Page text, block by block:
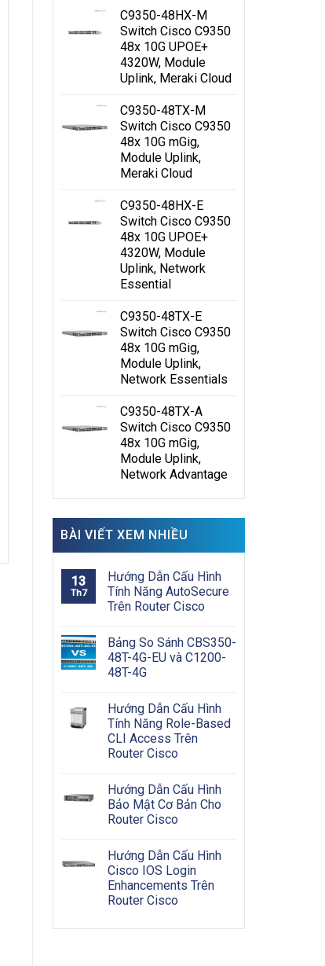
C9350-48HX-M
Switch Cisco C9350
48x 10G UPOE+
4320W, Module
Uplink, Meraki Cloud
C9350-48TX-M
Switch Cisco C9350
48x 10G mGig,
Module Uplink,
Meraki Cloud
C9350-48HX-E
Switch Cisco C9350
48x 10G UPOE+
4320W, Module
Uplink, Network
Essential
C9350-48TX-E
Switch Cisco C9350
48x 10G mGig,
Module Uplink,
Network Essentials
C9350-48TX-A
Switch Cisco C9350
48x 10G mGig,
Module Uplink,
Network Advantage
BÀI VIẾT XEM NHIỀU
13
Th7
Hướng Dẫn Cấu Hình
Tính Năng AutoSecure
Trên Router Cisco
Bảng So Sánh CBS350-
48T-4G-EU và C1200-
48T-4G
Hướng Dẫn Cấu Hình
Tính Năng Role-Based
CLI Access Trên
Router Cisco
Hướng Dẫn Cấu Hình
Bảo Mật Cơ Bản Cho
Router Cisco
Hướng Dẫn Cấu Hình
Cisco IOS Login
Enhancements Trên
Router Cisco